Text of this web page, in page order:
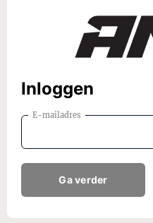
Inloggen
E-mailadres
Ga verder